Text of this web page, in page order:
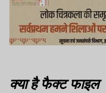
क्या है फैक्ट फाइल